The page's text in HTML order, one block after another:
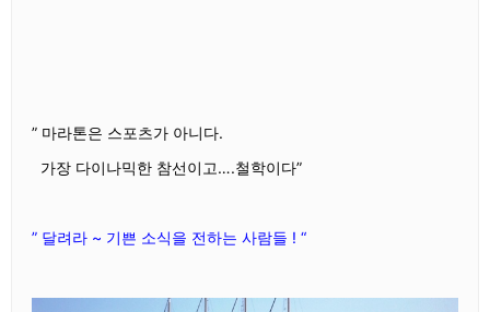
” 마라톤은 스포츠가 아니다.
가장 다이나믹한 참선이고….철학이다”
” 달려라 ~ 기쁜 소식을 전하는 사람들 ! “